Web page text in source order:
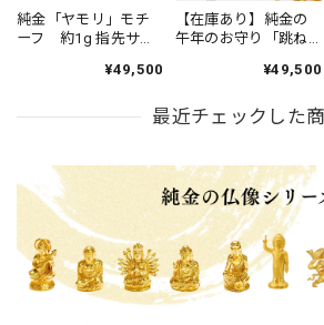
純金「ヤモリ」モチ
ーフ 約1g 指先サイ
【RNP00968】¥49,500
【在庫あり】純金の
午年のお守り「跳ね
【RNP01080】「令和
ズ」。
¥49,500
最近チェックした